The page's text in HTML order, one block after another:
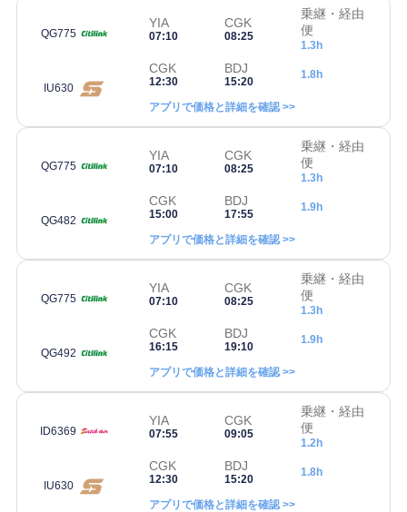
QG775
YIA
07:10
CGK
08:25
乗継・経由
便
1.3h
IU630
CGK
12:30
BDJ
15:20
1.8h
アプリで価格と詳細を確認 >>
QG775
YIA
07:10
CGK
08:25
乗継・経由
便
1.3h
QG482
CGK
15:00
BDJ
17:55
1.9h
アプリで価格と詳細を確認 >>
QG775
YIA
07:10
CGK
08:25
乗継・経由
便
1.3h
QG492
CGK
16:15
BDJ
19:10
1.9h
アプリで価格と詳細を確認 >>
ID6369
YIA
07:55
CGK
09:05
乗継・経由
便
1.2h
IU630
CGK
12:30
BDJ
15:20
1.8h
アプリで価格と詳細を確認 >>